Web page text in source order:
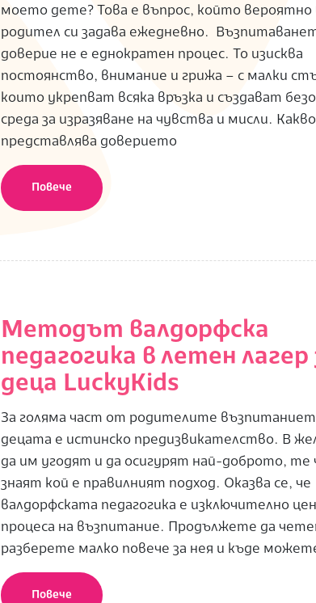
моето дете? Това е въпрос, който вероятно
родител си задава ежедневно.
доверие не е еднократен процес. То изисква
постоянство, внимание и грижа – с малки
които укрепват всяка връзка и създават
среда за изразяване на чувства и мисли. Какво
представлява доверието
Повече
Методът валдорфска
педагогика в летен лагер
деца LuckyKids
За голяма част от родителите
децата е истинско предизвикателство. В
да им угодят и да осигурят най-доброто, те
знаят кой е правилният подход. Оказва се, че
валдорфската педагогика е изключително
процеса на възпитание. Продължете да
разберете малко повече за нея и къде
Повече